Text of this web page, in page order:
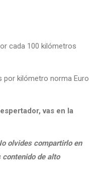
cada 100 kilómetros
por kilómetro norma Euro
vas en la
olvides compartirlo en
de alto